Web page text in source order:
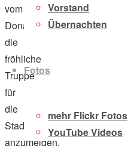
Vorstand
Übernachten
Fotos
mehr Flickr Fotos
YouTube Videos
vom
Donauhort,
die
fröhliche
Truppe
für
die
Stadtrundfahrt
anzumelden.